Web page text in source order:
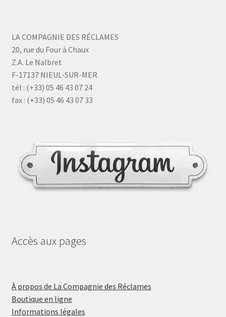
LA COMPAGNIE DES RÉCLAMES
20, rue du Four à Chaux
Z.A. Le Nalbret
F-17137 NIEUL-SUR-MER
tél : (+33) 05 46 43 07 24
fax : (+33) 05 46 43 07 33
Accès aux pages
À propos de La Compagnie des Réclames
Boutique en ligne
Informations légales